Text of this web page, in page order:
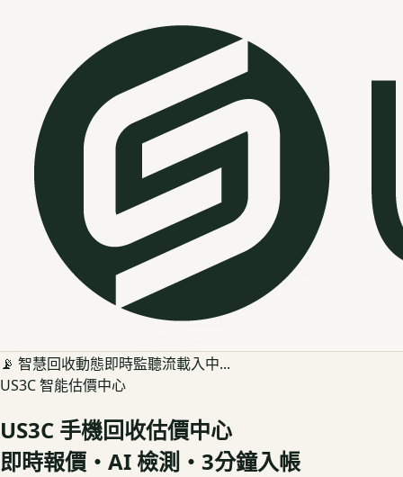
📡 智慧回收動態即時監聽流載入中...
US3C 智能估價中心
US3C 手機回收估價中心
即時報價・AI 檢測・3分鐘入帳